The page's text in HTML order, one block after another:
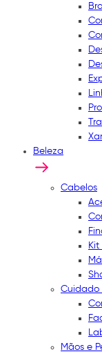
Beleza
Cabelos
Cuidado
Mãos e